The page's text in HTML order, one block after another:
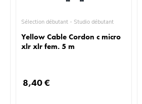
Sélection débutant - Studio débutant
Yellow Cable Cordon c micro
xlr xlr fem. 5 m
8,40 €